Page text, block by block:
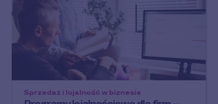
Sprzedaż i lojalność w biznesie